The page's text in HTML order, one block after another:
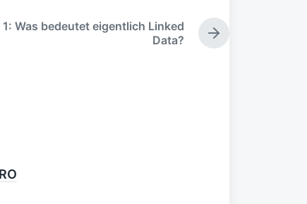
N
ä
1: Was bedeutet eigentlich Linked
Data?